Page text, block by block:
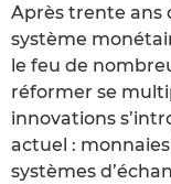
Après trente ans
système
le feu de
réformer se
innovations
actuel :
systèmes